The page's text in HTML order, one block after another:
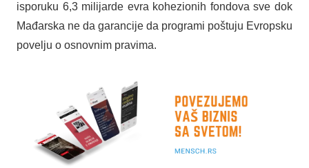
isporuku 6,3 milijarde evra kohezionih fondova sve dok
Mađarska ne da garancije da programi poštuju Evropsku
povelju o osnovnim pravima.